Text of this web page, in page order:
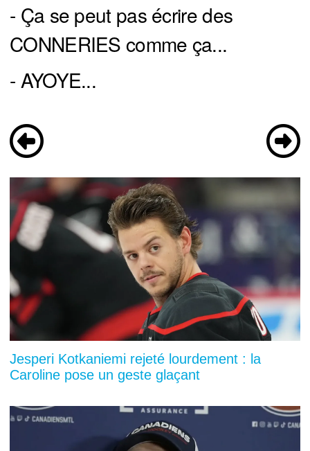
- Ça se peut pas écrire des
CONNERIES comme ça...
- AYOYE...
Jesperi Kotkaniemi rejeté lourdement : la
Caroline pose un geste glaçant